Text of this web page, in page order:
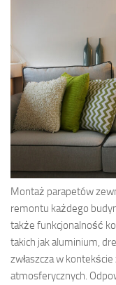
Montaż parapetów
remontu każdego
także funkcjonalność
takich jak aluminium,
zwłaszcza w
atmosferycznych.